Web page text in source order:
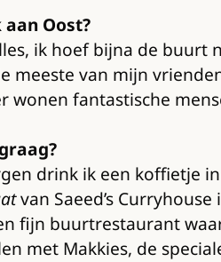
Oost?
ik hoef bijna de
meeste van mijn
wonen fantastische
drink ik een koffietje
van Saeed’s
fijn buurtrestaurant
met Makkies, de